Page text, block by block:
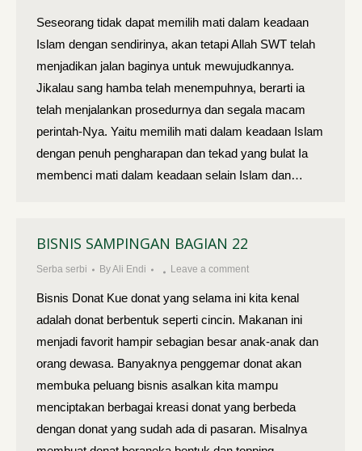
Seseorang tidak dapat memilih mati dalam keadaan
Islam dengan sendirinya, akan tetapi Allah SWT telah
menjadikan jalan baginya untuk mewujudkannya.
Jikalau sang hamba telah menempuhnya, berarti ia
telah menjalankan prosedurnya dan segala macam
perintah-Nya. Yaitu memilih mati dalam keadaan Islam
dengan penuh pengharapan dan tekad yang bulat Ia
membenci mati dalam keadaan selain Islam dan…
BISNIS SAMPINGAN BAGIAN 22
Serba serbi ByAli Endi Leave a comment
Bisnis Donat Kue donat yang selama ini kita kenal
adalah donat berbentuk seperti cincin. Makanan ini
menjadi favorit hampir sebagian besar anak-anak dan
orang dewasa. Banyaknya penggemar donat akan
membuka peluang bisnis asalkan kita mampu
menciptakan berbagai kreasi donat yang berbeda
dengan donat yang sudah ada di pasaran. Misalnya